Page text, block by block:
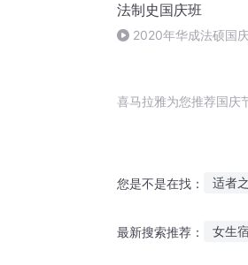
法制史国庆班
2020年华成法硕国
喜马拉雅为您推荐国庆
您是不是在找： 适者
最新搜索推荐： 女生